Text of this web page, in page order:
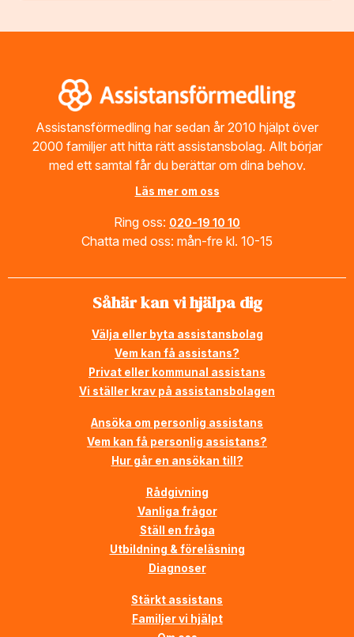
Assistansförmedling har sedan år 2010 hjälpt över
2000 familjer att hitta rätt assistansbolag. Allt börjar
med ett samtal får du berättar om dina behov.
Läs mer om oss
Ring oss: 020-19 10 10
Chatta med oss: mån-fre kl. 10-15
Såhär kan vi hjälpa dig
Välja eller byta assistansbolag
Vem kan få assistans?
Privat eller kommunal assistans
Vi ställer krav på assistansbolagen
Ansöka om personlig assistans
Vem kan få personlig assistans?
Hur går en ansökan till?
Rådgivning
Vanliga frågor
Ställ en fråga
Utbildning & föreläsning
Diagnoser
Stärkt assistans
Familjer vi hjälpt